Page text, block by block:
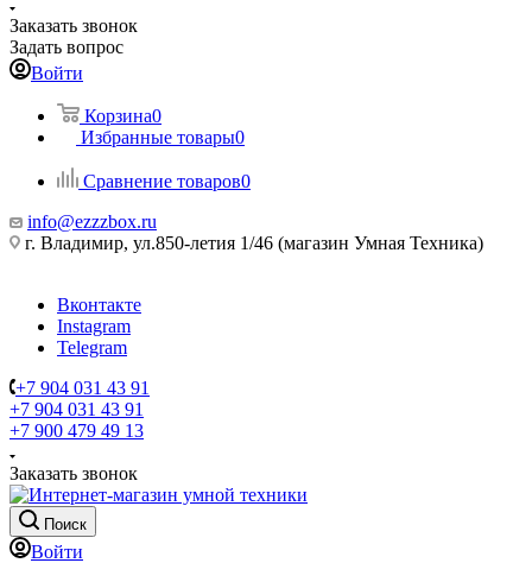
Заказать звонок
Задать вопрос
Войти
Корзина0
Избранные товары0
Сравнение товаров0
info@ezzzbox.ru
г. Владимир, ул.850-летия 1/46 (магазин Умная Техника)
Вконтакте
Instagram
Telegram
+7 904 031 43 91
+7 904 031 43 91
+7 900 479 49 13
Заказать звонок
Поиск
Войти